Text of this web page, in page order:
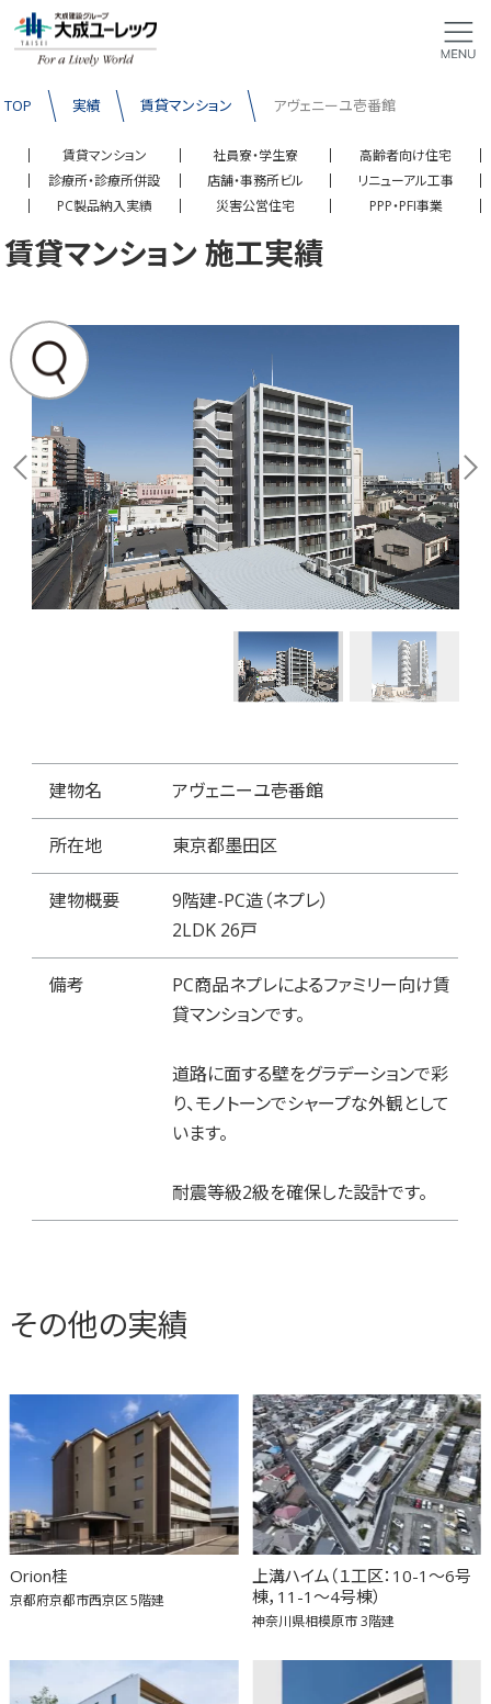
TOP 実績 賃貸マンション アヴェニーユ壱番館
賃貸マンション 社員寮・学生寮
高齢者向け住宅
診療所・診療所併設
店舗・事務所ビル
リニューアル工事
PC製品納入実績
災害公営住宅 PPP・PFI事業
賃貸マンション 施工実績
建物名 アヴェニーユ壱番館
所在地 東京都墨田区
建物概要
9階建-PC造（ネプレ）
2LDK 26戸
備考
PC商品ネプレによるファミリー向け賃
貸マンションです。
道路に面する壁をグラデーションで彩
り、モノトーンでシャープな外観として
います。
耐震等級2級を確保した設計です。
その他の実績
Orion桂
京都府京都市西京区5階建
上溝ハイム（１工区：10-1～6号
棟，11-1～4号棟）
神奈川県相模原市3階建